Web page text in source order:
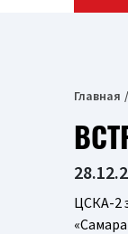
Главная
ЦСКА-2